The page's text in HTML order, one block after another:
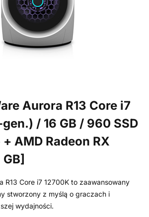
Aurora R13 Core i7
/ 16 GB / 960 SSD
+ AMD Radeon RX
R13 Core i7 12700K to zaawansowany
stworzony z myślą o graczach i
wydajności.